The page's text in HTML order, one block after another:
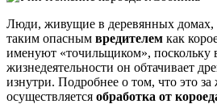
Люди, живущие в деревянных домах,
таким опасным вредителем как
именуют «точильщиком», поскольку
жизнедеятельности он обтачивает
изнутри. Подробнее о том, что это за
осуществляется обработка от